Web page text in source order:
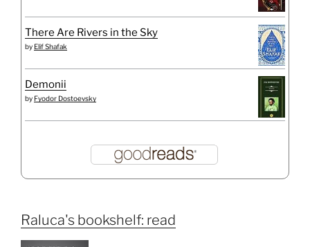
There Are Rivers in the Sky
by Elif Shafak
Demonii
by Fyodor Dostoevsky
Raluca's bookshelf: read